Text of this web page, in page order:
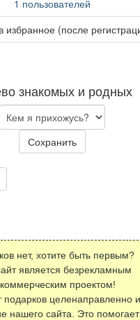
1 пользователей
избранное (после
знакомых и родных
Сохранить
нет, хотите быть первым?
является безрекламным
проектом!
подарков целенаправленно
нашего сайта. Это